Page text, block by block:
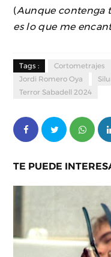
(Aunque contenga
es lo que me
Tags : Cortometrajes
Jordi Romero Oya
Terror Sabadell 2024
TE PUEDE